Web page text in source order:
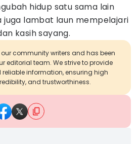
hidup satu sama lain
juga lambat laun mempelajari
kasih sayang.
community writers and has been
editorial team. We strive to provide
information, ensuring high
and trustworthiness.